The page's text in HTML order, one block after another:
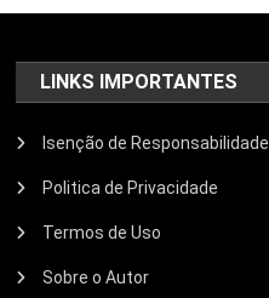
LINKS IMPORTANTES
Isenção de Responsabilidade
Politica de Privacidade
Termos de Uso
Sobre o Autor